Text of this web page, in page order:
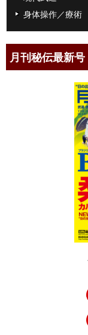
身体操作／療術
月刊秘伝最新号